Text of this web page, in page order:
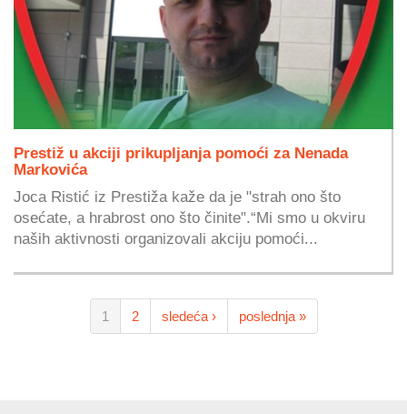
Prestiž u akciji prikupljanja pomoći za Nenada
Markovića
Joca Ristić iz Prestiža kaže da je "strah ono što
osećate, a hrabrost ono što činite".“Mi smo u okviru
naših aktivnosti organizovali akciju pomoći...
1 2 sledeća › poslednja »